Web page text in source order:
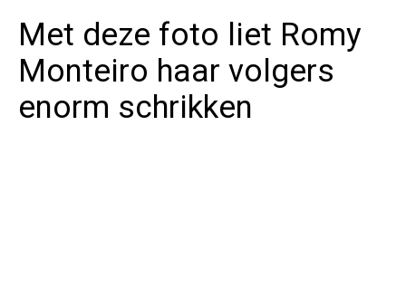
Met deze foto liet Romy
Monteiro haar volgers
enorm schrikken